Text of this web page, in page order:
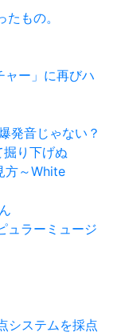
もの。
ー」に再びハ
発音じゃない？
り下げぬ
方～White
ュラーミュージ
システムを採点